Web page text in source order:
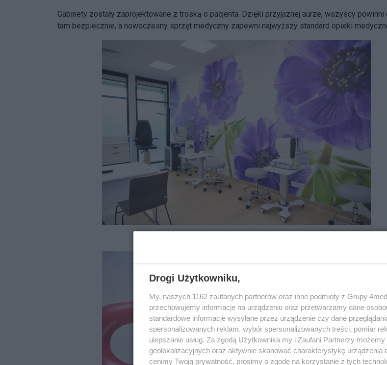
Gabinety zostały zaprojektowane z troską o pacjenta. Dzięki przyjaznej aurze, wszyscy powinni
tam bezpiecznie, a nowoczesny sprzęt medyczny zapewni najwyższy standard opieki
Jeden z gabinetów w Centrum Medycznym Warszawa Myśliborska
Drogi Użytkowniku,
My, naszych 1162 zaufanych partnerów oraz inne podmioty z Grupy
przechowujemy informacje na urządzeniu oraz przetwarzamy dane
standardowe informacje wysyłane przez urządzenie czy dane
spersonalizowanych reklam, wybór spersonalizowanych treści, pomiar
ulepszanie usług. Za zgodą Użytkownika my i Zaufani Partnerzy
geolokalizacyjnych oraz aktywnie skanować charakterystykę urządzenia
cenimy Twoją prywatność, prosimy o zgodę na korzystanie z tych